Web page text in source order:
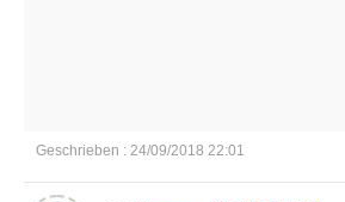
Geschrieben : 24/09/2018 22:01